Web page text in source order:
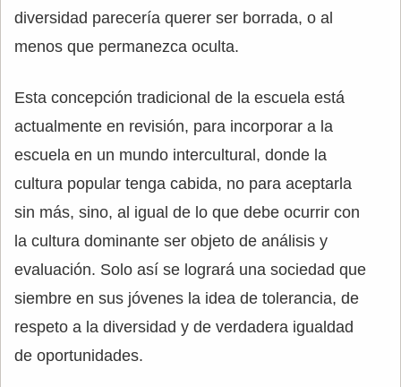
diversidad parecería querer ser borrada, o al
menos que permanezca oculta.
Esta concepción tradicional de la escuela está
actualmente en revisión, para incorporar a la
escuela en un mundo intercultural, donde la
cultura popular tenga cabida, no para aceptarla
sin más, sino, al igual de lo que debe ocurrir con
la cultura dominante ser objeto de análisis y
evaluación. Solo así se logrará una sociedad que
siembre en sus jóvenes la idea de tolerancia, de
respeto a la diversidad y de verdadera igualdad
de oportunidades.